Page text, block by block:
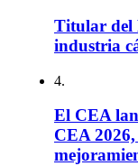
Titular del
industria
4.
El CEA
CEA